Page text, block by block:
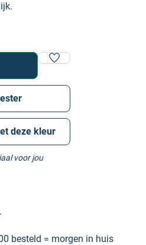
deze kleur
voor jou
besteld = morgen in huis